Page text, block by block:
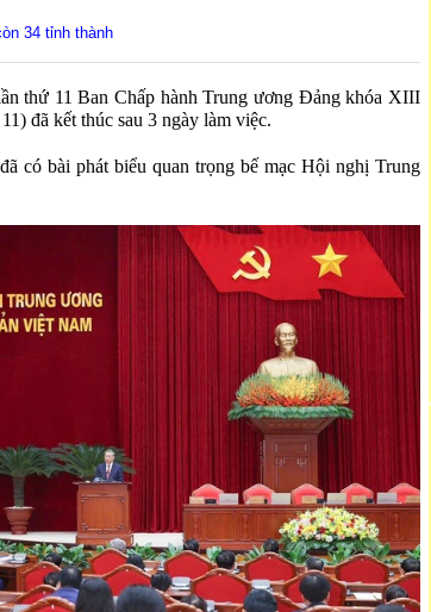
34 tỉnh thành
thứ 11 Ban Chấp hành Trung ương Đảng khóa XIII
đã kết thúc sau 3 ngày làm việc.
có bài phát biểu quan trọng bế mạc Hội nghị Trung